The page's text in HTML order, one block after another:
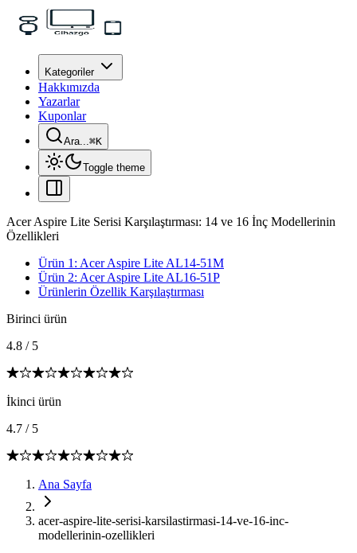
Kategoriler
Hakkımızda
Yazarlar
Kuponlar
Ara...⌘K
Toggle theme
Acer Aspire Lite Serisi Karşılaştırması: 14 ve 16 İnç Modellerinin
Özellikleri
Ürün 1: Acer Aspire Lite AL14-51M
Ürün 2: Acer Aspire Lite AL16-51P
Ürünlerin Özellik Karşılaştırması
Birinci ürün
4.8 / 5
İkinci ürün
4.7 / 5
Ana Sayfa
acer-aspire-lite-serisi-karsilastirmasi-14-ve-16-inc-
modellerinin-ozellikleri